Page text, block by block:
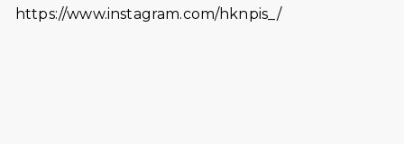
released last Sunday (11th Aug
https://www.instagram.com/hknpis_/